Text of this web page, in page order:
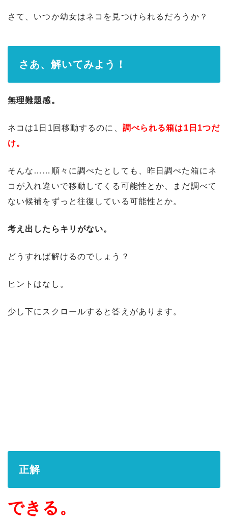
さて、いつか幼女はネコを見つけられるだろうか？
さあ、解いてみよう！
無理難題感。
ネコは1日1回移動するのに、 調べられる箱は1日1つだ
け。
そんな……順々に調べたとしても、昨日調べた箱にネ
コが入れ違いで移動してくる可能性とか、まだ調べて
ない候補をずっと往復している可能性とか。
考え出したらキリがない。
どうすれば解けるのでしょう？
ヒントはなし。
少し下にスクロールすると答えがあります。
正解
できる。